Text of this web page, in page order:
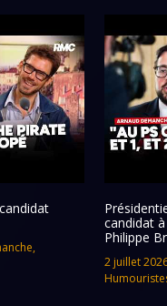
,
candidat
Philippe
2 juillet